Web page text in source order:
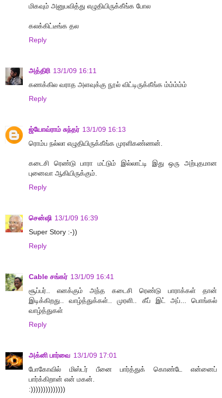
மிகவும் அனுபவித்து எழுதியிருக்கீங்க போல
கலக்கிட்டீங்க தல
Reply
அத்திரி 13/1/09 16:11
கணக்கில வராத அளவுக்கு நூல் விட்டிருக்கீங்க ம்ம்ம்ம்ம்
Reply
ஜ்யோவ்ராம் சுந்தர் 13/1/09 16:13
ரொம்ப நல்லா எழுதியிருக்கீங்க முரளிகண்ணன்.
கடைசி ரெண்டு பாரா மட்டும் இல்லாட்டி இது ஒரு அற்புதமான
புனைவா ஆகியிருக்கும்.
Reply
சென்ஷி 13/1/09 16:39
Super Story :-))
Reply
Cable சங்கர் 13/1/09 16:41
சூப்பர்.. எனக்கும் அந்த கடைசி ரெண்டு பாராக்கள் தான்
இடிக்கிறது.. வாழ்த்துக்கள்.. முரளி.. கீப் இட் அப்... பொங்கல்
வாழ்த்துகள்
Reply
அக்னி பார்வை 13/1/09 17:01
போகோவில் மிஸ்டர் பீனை பார்த்துக் கொண்டே என்னைப்
பார்க்கிறான் என் மகன்.
:))))))))))))))